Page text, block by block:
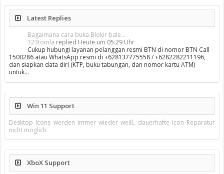
Latest Replies
Bagaimana cara buka Blokir bale...
123tomla replied Heute um 05:29 Uhr
Cukup hubungi layanan pelanggan resmi BTN di nomor BTN Call
1500286 atau WhatsApp resmi di +628137775558 / +6282282211196,
dan siapkan data diri (KTP, buku tabungan, dan nomor kartu ATM)
untuk…
Win 11 Support
Desktop Icons werden immer wieder weiß, dauerhafte Icon Reparatur
nicht möglich
XboX Support